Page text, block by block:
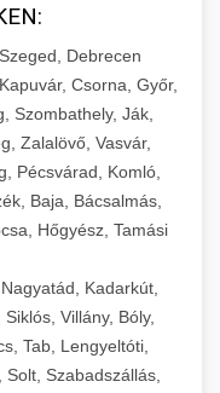
Debrecen
Csorna, Győr,
Szombathely, Ják,
Zalalövő, Vasvár,
Pécsvárad, Komló,
Baja, Bácsalmás,
Hőgyész, Tamási
Kadarkút,
Villány, Bóly,
Tab, Lengyeltóti,
Szabadszállás,